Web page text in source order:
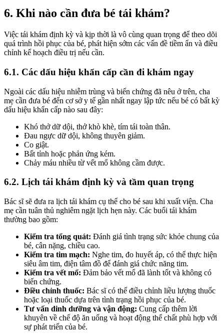
6. Khi nào cần đưa bé tái khám?
Việc tái khám định kỳ và kịp thời là vô cùng quan trọng để theo dõi
quá trình hồi phục của bé, phát hiện sớm các vấn đề tiềm ẩn và điều
chỉnh kế hoạch điều trị nếu cần.
6.1. Các dấu hiệu khẩn cấp cần đi khám ngay
Ngoài các dấu hiệu nhiễm trùng và biến chứng đã nêu ở trên, cha
mẹ cần đưa bé đến cơ sở y tế gần nhất ngay lập tức nếu bé có bất kỳ
dấu hiệu khẩn cấp nào sau đây:
Khó thở dữ dội, thở khò khè, tím tái toàn thân.
Đau ngực dữ dội, không thuyên giảm.
Co giật.
Bất tỉnh hoặc phản ứng kém.
Chảy máu nhiều từ vết mổ không cầm được.
6.2. Lịch tái khám định kỳ và tầm quan trọng
Bác sĩ sẽ đưa ra lịch tái khám cụ thể cho bé sau khi xuất viện. Cha
mẹ cần tuân thủ nghiêm ngặt lịch hẹn này. Các buổi tái khám
thường bao gồm:
Kiểm tra tổng quát: Đánh giá tình trạng sức khỏe chung của
bé, cân nặng, chiều cao.
Kiểm tra tim mạch: Nghe tim, đo huyết áp, có thể thực hiện
siêu âm tim, điện tâm đồ để đánh giá chức năng tim.
Kiểm tra vết mổ: Đảm bảo vết mổ đã lành tốt và không có
biến chứng.
Điều chỉnh thuốc: Bác sĩ có thể điều chỉnh liều lượng thuốc
hoặc loại thuốc dựa trên tình trạng hồi phục của bé.
Tư vấn dinh dưỡng và vận động: Cung cấp thêm lời
khuyên về chế độ ăn uống và hoạt động thể chất phù hợp với
sự phát triển của bé.